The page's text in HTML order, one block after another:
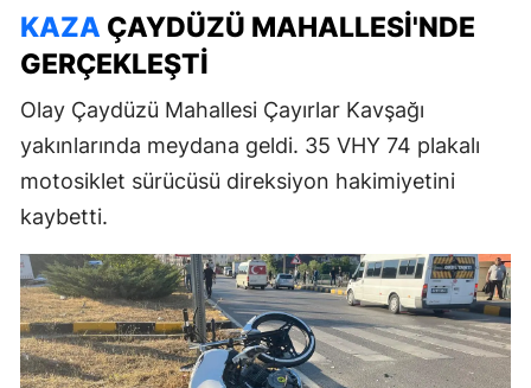
KAZA ÇAYDÜZÜ MAHALLESI'NDE
GERÇEKLEŞTI
Olay Çaydüzü Mahallesi Çayırlar Kavşağı
yakınlarında meydana geldi. 35 VHY 74 plakalı
motosiklet sürücüsü direksiyon hakimiyetini
kaybetti.